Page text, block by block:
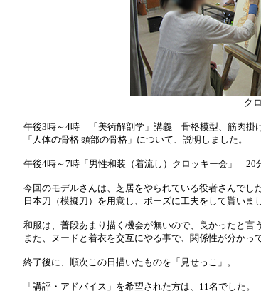
ク
午後3時～4時 「美術解剖学」講義 骨格模型、筋肉掛け
「人体の骨格 頭部の骨格」について、説明しました。
午後4時～7時「男性和装（着流し）クロッキー会」 20
今回のモデルさんは、芝居をやられている役者さんでした
日本刀（模擬刀）を用意し、ポーズに工夫をして貰いまし
和服は、普段あまり描く機会が無いので、良かったと言
また、ヌードと着衣を交互にやる事で、関係性が分かっ
終了後に、順次この日描いたものを「見せっこ」。
「講評・アドバイス」を希望された方は、11名でした。